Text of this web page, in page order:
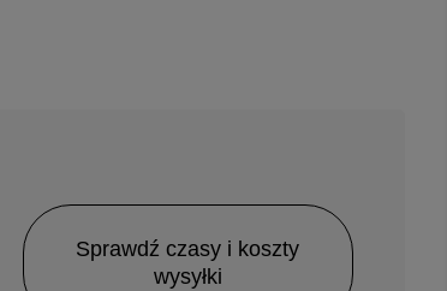
Sprawdź czasy i koszty
wysyłki